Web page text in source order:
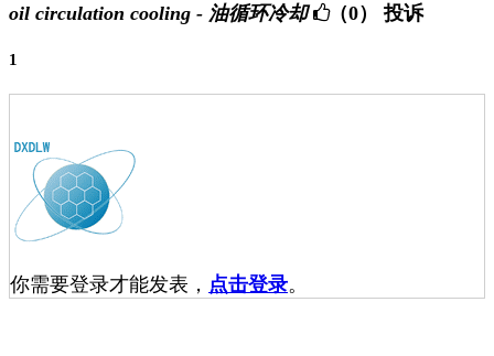
oil circulation cooling - 油循环冷却 （0） 投诉
1
你需要登录才能发表， 点击登录。